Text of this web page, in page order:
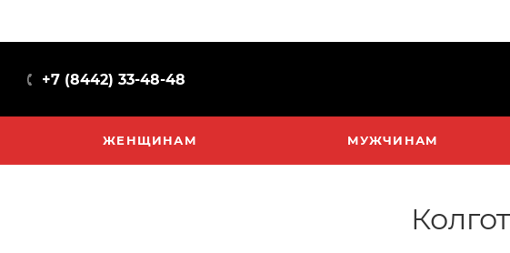
+7 (8442) 33-48-48
ЖЕНЩИНАМ МУЖЧИНАМ